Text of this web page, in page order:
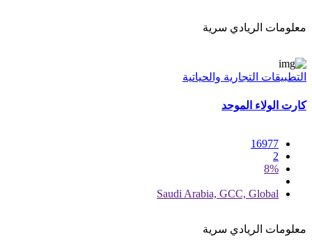
معلومات الريادي سرية
التطبيقات التجارية والحياتية
كارت الولاء الموحد
16977
2
8%
Saudi Arabia, GCC, Global
معلومات الريادي سرية